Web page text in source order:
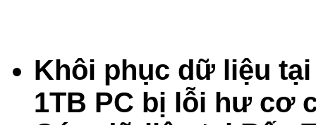
Khôi phục dữ liệu
1TB PC bị lỗi hư cơ